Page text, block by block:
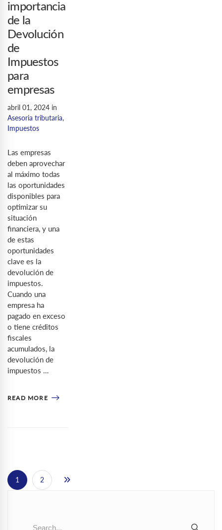
importancia
de la
Devolución
de
Impuestos
para
empresas
abril 01, 2024 in
Asesoria tributaria,
Impuestos
Las empresas
deben aprovechar
al máximo todas
las oportunidades
disponibles para
optimizar su
situación
financiera, y una
de estas
oportunidades
clave es la
devolución de
impuestos.
Cuando una
empresa ha
pagado en exceso
o tiene créditos
fiscales
acumulados, la
devolución de
impuestos …
READ MORE
1 2